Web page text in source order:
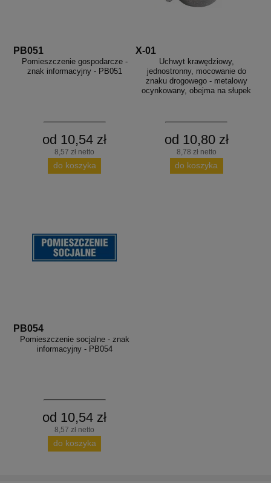
PB051
Pomieszczenie gospodarcze -
znak informacyjny - PB051
od 10,54 zł
8,57 zł netto
do koszyka
X-01
Uchwyt krawędziowy,
jednostronny, mocowanie do
znaku drogowego - metalowy
ocynkowany, obejma na słupek
od 10,80 zł
8,78 zł netto
do koszyka
PB054
Pomieszczenie socjalne - znak
informacyjny - PB054
od 10,54 zł
8,57 zł netto
do koszyka